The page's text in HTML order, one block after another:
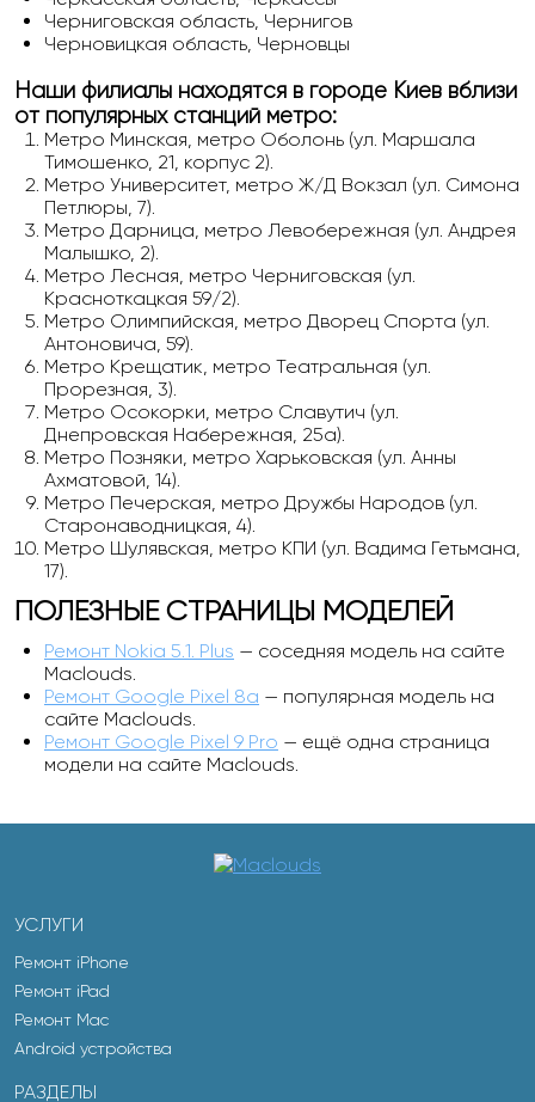
Черниговская область, Чернигов
Черновицкая область, Черновцы
Наши филиалы находятся в городе Киев вблизи
от популярных станций метро:
Метро Минская, метро Оболонь (ул. Маршала
Тимошенко, 21, корпус 2).
Метро Университет, метро Ж/Д Вокзал (ул. Симона
Петлюры, 7).
Метро Дарница, метро Левобережная (ул. Андрея
Малышко, 2).
Метро Лесная, метро Черниговская (ул.
Красноткацкая 59/2).
Метро Олимпийская, метро Дворец Спорта (ул.
Антоновича, 59).
Метро Крещатик, метро Театральная (ул.
Прорезная, 3).
Метро Осокорки, метро Славутич (ул.
Днепровская Набережная, 25а).
Метро Позняки, метро Харьковская (ул. Анны
Ахматовой, 14).
Метро Печерская, метро Дружбы Народов (ул.
Старонаводницкая, 4).
Метро Шулявская, метро КПИ (ул. Вадима Гетьмана,
17).
ПОЛЕЗНЫЕ СТРАНИЦЫ МОДЕЛЕЙ
Ремонт Nokia 5.1. Plus — соседняя модель на сайте
Maclouds.
Ремонт Google Pixel 8a — популярная модель на
сайте Maclouds.
Ремонт Google Pixel 9 Pro — ещё одна страница
модели на сайте Maclouds.
УСЛУГИ
Ремонт iPhone
Ремонт iPad
Ремонт Mac
Android устройства
РАЗДЕЛЫ